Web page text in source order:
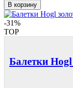
В корзину
-31%
TOP
Балетки